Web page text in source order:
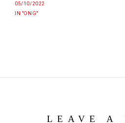
05/10/2022
IN "ONG"
LEAVE A